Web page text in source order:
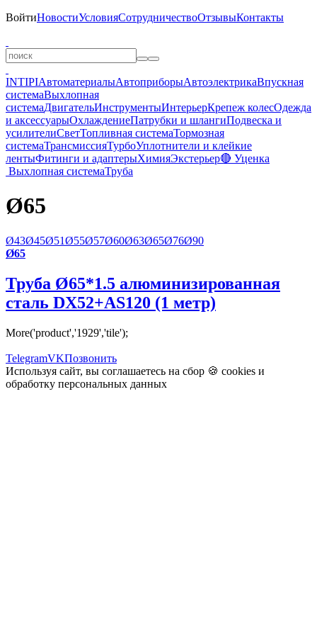
ВойтиНовостиУсловияСотрудничествоОтзывыКонтакты
INTIPIАвтоматериалыАвтоприборыАвтоэлектрикаВпускная
системаВыхлопная
системаДвигательИнструментыИнтерьерКрепеж колесОдежда
и аксессуарыОхлаждениеПатрубки и шлангиПодвеска и
усилителиСветТопливная системаТормозная
системаТрансмиссияТурбоУплотнители и клейкие
лентыФитинги и адаптерыХимияЭкстерьер🔴 Уценка
Выхлопная системаТруба
Ø65
Ø43Ø45Ø51Ø55Ø57Ø60Ø63Ø65Ø76Ø90
Ø65
Труба Ø65*1.5 алюминизированная
сталь DX52+AS120 (1 метр)
More('product','1929','tile');
TelegramVKПозвонить
Используя сайт, вы соглашаетесь на сбор 🍪 cookies и
обработку персональных данных